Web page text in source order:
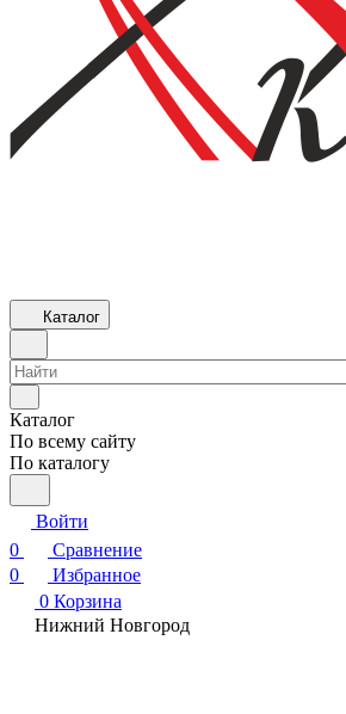
Каталог
Каталог
По всему сайту
По каталогу
Войти
0
Сравнение
0
Избранное
0 Корзина
Нижний Новгород